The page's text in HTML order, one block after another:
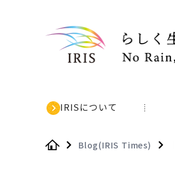
IRISについて
Blog(IRIS Times)